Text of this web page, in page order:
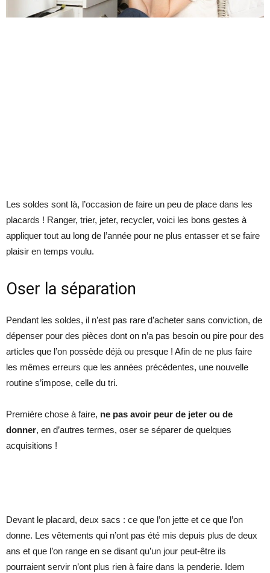
Les soldes sont là, l’occasion de faire un peu de place dans les
placards ! Ranger, trier, jeter, recycler, voici les bons gestes à
appliquer tout au long de l’année pour ne plus entasser et se faire
plaisir en temps voulu.
Oser la séparation
Pendant les soldes, il n’est pas rare d’acheter sans conviction, de
dépenser pour des pièces dont on n’a pas besoin ou pire pour des
articles que l’on possède déjà ou presque ! Afin de ne plus faire
les mêmes erreurs que les années précédentes, une nouvelle
routine s’impose, celle du tri.
Première chose à faire, ne pas avoir peur de jeter ou de
donner, en d’autres termes, oser se séparer de quelques
acquisitions !
Devant le placard, deux sacs : ce que l’on jette et ce que l’on
donne. Les vêtements qui n’ont pas été mis depuis plus de deux
ans et que l’on range en se disant qu’un jour peut-être ils
pourraient servir n’ont plus rien à faire dans la penderie. Idem